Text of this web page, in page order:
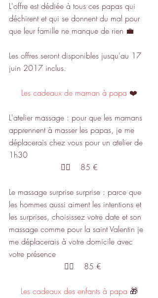
L'offre est dédiée à tous ces papas qui
déchirent et qui se donnent du mal pour
que leur famille ne manque de rien 💼
Les offres seront disponibles jusqu'au 17
juin 2017 inclus.
Les cadeaux de maman à papa ❤️
L'atelier massage : pour que les mamans
apprennent à masser les papas, je me
déplacerais chez vous pour un atelier de
1h30
👉🏼    85 €
Le massage surprise surprise : parce que
les hommes aussi aiment les intentions et
les surprises, choisissez votre date et son
massage comme pour la saint Valentin je
me déplacerais à votre domicile avec
votre présence
   👉🏼    85 €
Les cadeaux des enfants à papa 🎁